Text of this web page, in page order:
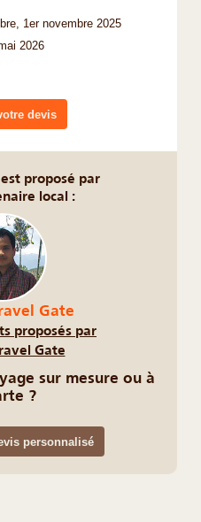
1er novembre 2025
2026
devis
proposé par
local :
Gate
proposés par
Gate
sur mesure ou à
?
personnalisé